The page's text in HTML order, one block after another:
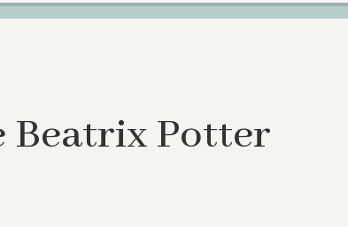
Beatrix Potter